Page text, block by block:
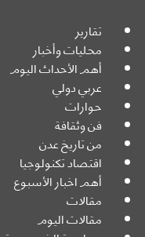
تقارير
محليات وأخبار
أهم الأحداث اليوم
عربي دولي
حوارات
فن وثقافة
من تاريخ عدن
اقتصاد تكنولوجيا
أهم اخبار الأسبوع
مقالات
مقالات اليوم